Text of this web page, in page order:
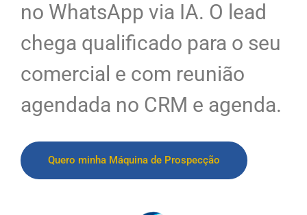
no WhatsApp via IA. O lead
chega qualificado para o seu
comercial e com reunião
agendada no CRM e agenda.
Quero minha Máquina de Prospecção